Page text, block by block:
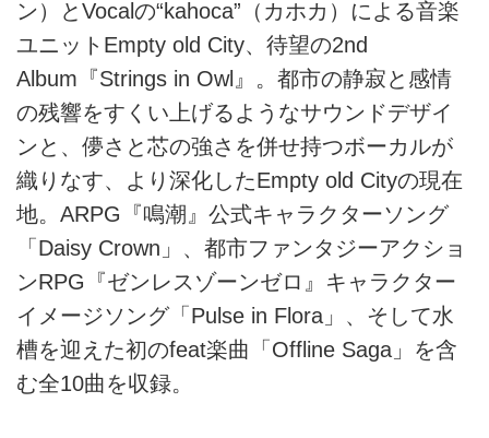
ン）とVocalの“kahoca”（カホカ）による音楽
ユニットEmpty old City、待望の2nd
Album『Strings in Owl』。都市の静寂と感情
の残響をすくい上げるようなサウンドデザイ
ンと、儚さと芯の強さを併せ持つボーカルが
織りなす、より深化したEmpty old Cityの現在
地。ARPG『鳴潮』公式キャラクターソング
「Daisy Crown」、都市ファンタジーアクショ
ンRPG『ゼンレスゾーンゼロ』キャラクター
イメージソング「Pulse in Flora」、そして水
槽を迎えた初のfeat楽曲「Offline Saga」を含
む全10曲を収録。